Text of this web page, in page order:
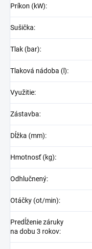
Príkon (kW):
Sušička:
Tlak (bar):
Tlaková nádoba (l):
Využitie:
Zástavba:
Dĺžka (mm):
Hmotnosť (kg):
Odhlučnený:
Otáčky (ot/min):
Predĺženie záruky
na dobu 3 rokov: